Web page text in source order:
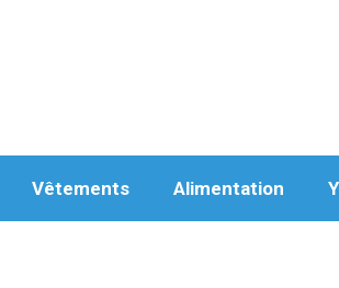
Vêtements Alimentation